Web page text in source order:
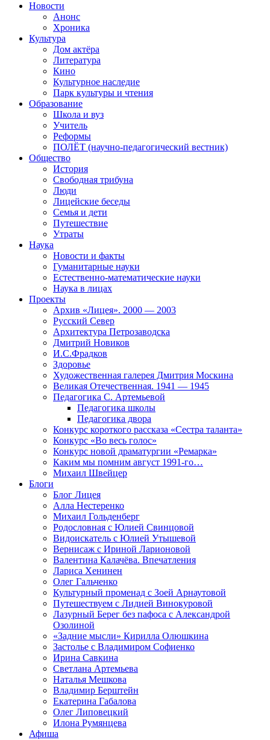
Новости
Анонс
Хроника
Культура
Дом актёра
Литература
Кино
Культурное наследие
Парк культуры и чтения
Образование
Школа и вуз
Учитель
Реформы
ПОЛЁТ (научно-педагогический вестник)
Общество
История
Свободная трибуна
Люди
Лицейские беседы
Семья и дети
Путешествие
Утраты
Наука
Новости и факты
Гуманитарные науки
Естественно-математические науки
Наука в лицах
Проекты
Архив «Лицея». 2000 — 2003
Русский Север
Архитектура Петрозаводска
Дмитрий Новиков
И.С.Фрадков
Здоровье
Художественная галерея Дмитрия Москина
Великая Отечественная. 1941 — 1945
Педагогика С. Артемьевой
Педагогика школы
Педагогика двора
Конкурс короткого рассказа «Сестра таланта»
Конкурс «Во весь голос»
Конкурс новой драматургии «Ремарка»
Каким мы помним август 1991-го…
Михаил Швейцер
Блоги
Блог Лицея
Алла Нестеренко
Михаил Гольденберг
Родословная с Юлией Свинцовой
Видоискатель с Юлией Утышевой
Вернисаж с Ириной Ларионовой
Валентина Калачёва. Впечатления
Лариса Хенинен
Олег Гальченко
Культурный променад с Зоей Арнаутовой
Путешествуем с Лидией Винокуровой
Лазурный Берег без пафоса с Александрой
Озолиной
«Задние мысли» Кирилла Олюшкина
Застолье с Владимиром Софиенко
Ирина Савкина
Светлана Артемьева
Наталья Мешкова
Владимир Берштейн
Екатерина Габалова
Олег Липовецкий
Илона Румянцева
Афиша